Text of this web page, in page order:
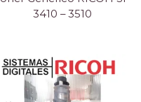
3410 – 3510